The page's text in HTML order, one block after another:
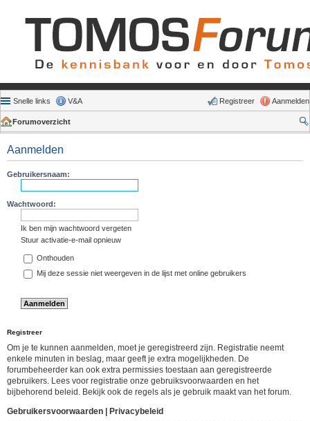
Snelle links V&A Aanmelden
Registreer
Forumoverzicht
Aanmelden
Gebruikersnaam:
Wachtwoord:
Ik ben mijn wachtwoord vergeten
Stuur activatie-e-mail opnieuw
Onthouden
Mij deze sessie niet weergeven in de lijst met online gebruikers
Registreer
Om je te kunnen aanmelden, moet je geregistreerd zijn. Registratie neemt
enkele minuten in beslag, maar geeft je extra mogelijkheden. De
forumbeheerder kan ook extra permissies toestaan aan geregistreerde
gebruikers. Lees voor registratie onze gebruiksvoorwaarden en het
bijbehorend beleid. Bekijk ook de regels als je gebruik maakt van het forum.
Gebruikersvoorwaarden
Privacybeleid